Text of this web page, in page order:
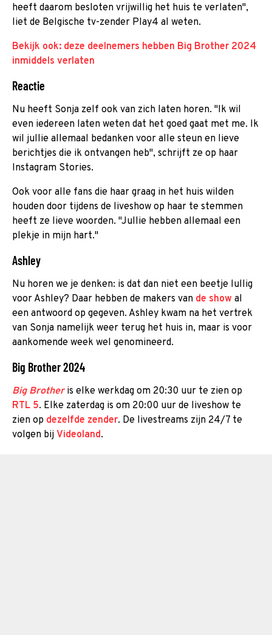
heeft daarom besloten vrijwillig het huis te verlaten",
liet de Belgische tv-zender Play4 al weten.
Bekijk ook: deze deelnemers hebben Big Brother 2024
inmiddels verlaten
Reactie
Nu heeft Sonja zelf ook van zich laten horen. "Ik wil
even iedereen laten weten dat het goed gaat met me. Ik
wil jullie allemaal bedanken voor alle steun en lieve
berichtjes die ik ontvangen heb", schrijft ze op haar
Instagram Stories.
Ook voor alle fans die haar graag in het huis wilden
houden door tijdens de liveshow op haar te stemmen
heeft ze lieve woorden. "Jullie hebben allemaal een
plekje in mijn hart."
Ashley
Nu horen we je denken: is dat dan niet een beetje lullig
voor Ashley? Daar hebben de makers van de show al
een antwoord op gegeven. Ashley kwam na het vertrek
van Sonja namelijk weer terug het huis in, maar is voor
aankomende week wel genomineerd.
Big Brother 2024
Big Brotheris elke werkdag om 20:30 uur te zien op
RTL 5. Elke zaterdag is om 20:00 uur de liveshow te
zien op dezelfde zender. De livestreams zijn 24/7 te
volgen bij Videoland.